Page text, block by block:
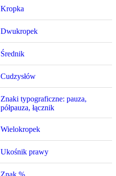
Kropka
Dwukropek
Średnik
Cudzysłów
Znaki typograficzne: pauza,
półpauza, łącznik
Wielokropek
Ukośnik prawy
Znak %